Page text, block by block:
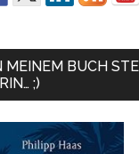
MEINEM BUCH
;)